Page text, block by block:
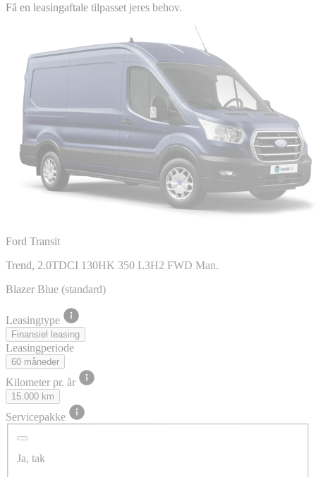
Få en leasingaftale tilpasset jeres behov.
Ford Transit
Trend, 2.0TDCI 130HK 350 L3H2 FWD Man.
Blazer Blue (standard)
Leasingtype
Finansiel leasing
Leasingperiode
60 måneder
Kilometer pr. år
15.000 km
Servicepakke
Ja, tak